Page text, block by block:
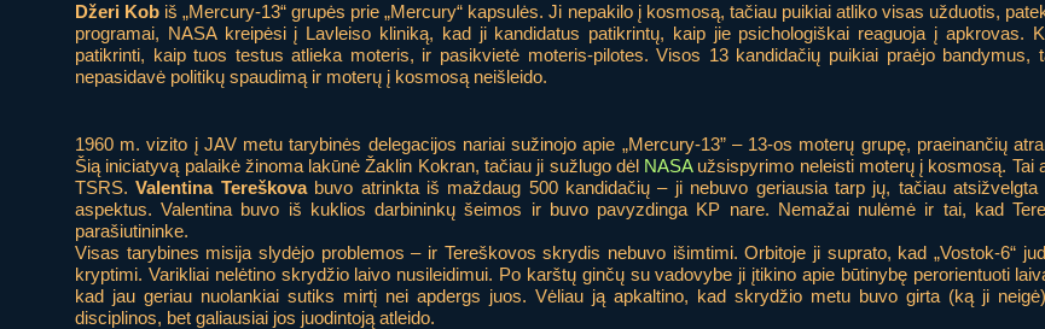
Džeri Kob iš „Mercury-13“ grupės prie „Mercury“ kapsulės. Ji nepakilo į kosmosą, tačiau puikiai atliko visas užduotis,
programai, NASA kreipėsi į Lavleiso kliniką, kad ji kandidatus patikrintų, kaip jie psichologiškai reaguoja į apkrovas.
patikrinti, kaip tuos testus atlieka moteris, ir pasikvietė moteris-pilotes. Visos 13 kandidačių puikiai praėjo bandymus,
nepasidavė politikų spaudimą ir moterų į kosmosą neišleido.
1960 m. vizito į JAV metu tarybinės delegacijos nariai sužinojo apie „Mercury-13” – 13-os moterų grupę, praeinančių
Šią iniciatyvą palaikė žinoma lakūnė Žaklin Kokran, tačiau ji sužlugo dėl NASAužsispyrimo neleisti moterų į kosmosą. Tai
TSRS.Valentina Tereškovabuvo atrinkta iš maždaug 500 kandidačių – ji nebuvo geriausia tarp jų, tačiau atsižvelgta
aspektus. Valentina buvo iš kuklios darbininkų šeimos ir buvo pavyzdinga KP nare. Nemažai nulėmė ir tai, kad
parašiutininke.
Visas tarybines misija slydėjo problemos – ir Tereškovos skrydis nebuvo išimtimi. Orbitoje ji suprato, kad „Vostok-6“
kryptimi. Varikliai nelėtino skrydžio laivo nusileidimui. Po karštų ginčų su vadovybe ji įtikino apie būtinybę perorientuoti
kad jau geriau nuolankiai sutiks mirtį nei apdergs juos. Vėliau ją apkaltino, kad skrydžio metu buvo girta (ką ji
disciplinos, bet galiausiai jos juodintoją atleido.